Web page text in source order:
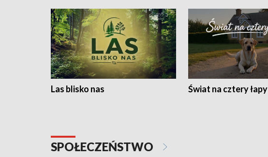
Las blisko nas Świat na cztery łapy
SPOŁECZEŃSTWO